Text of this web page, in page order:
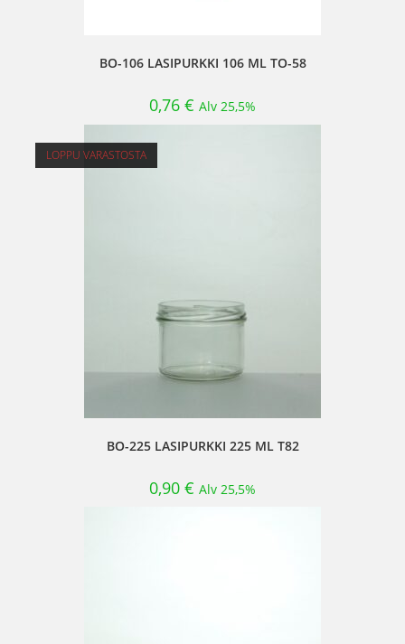
BO-106 LASIPURKKI 106 ML TO-58
0,76 € Alv 25,5%
LOPPU VARASTOSTA
BO-225 LASIPURKKI 225 ML T82
0,90 € Alv 25,5%